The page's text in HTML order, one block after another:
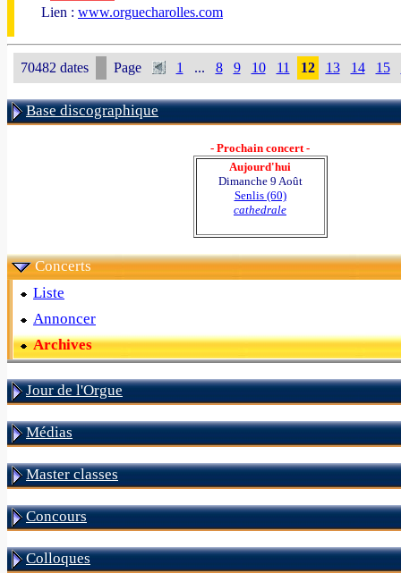
Lien : www.orguecharolles.com
70482 dates Page 1 ... 8 9 10 11 12 13 14 15
Base discographique
- Prochain concert -
Aujourd'hui
Dimanche 9 Août
Senlis (60)
cathedrale
Concerts
Liste
Annoncer
Archives
Jour de l'Orgue
Médias
Master classes
Concours
Colloques